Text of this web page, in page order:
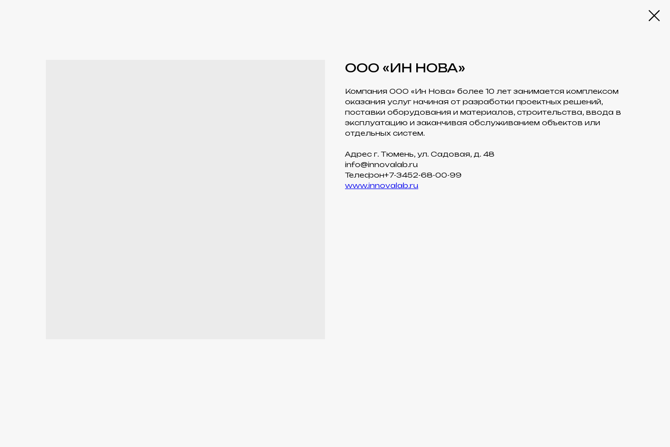
ООО «ИН НОВА»
Компания ООО «Ин Нова» более 10 лет занимается комплексом
оказания услуг начиная от разработки проектных решений,
поставки оборудования и материалов, строительства, ввода в
эксплуатацию и заканчивая обслуживанием объектов или
отдельных систем.
Адрес г. Тюмень, ул. Садовая, д. 48
info@innovalab.ru
Телефон+7-3452-68-00-99
www.innovalab.ru